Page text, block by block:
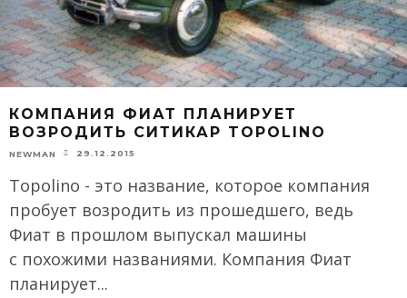
КОМПАНИЯ ФИАТ ПЛАНИРУЕТ
ВОЗРОДИТЬ СИТИКАР TOPOLINO
NEWMAN 29.12.2015
Topolino - это название, которое компания
пробует возродить из прошедшего, ведь
Фиат в прошлом выпускал машины
с похожими названиями. Компания Фиат
планирует...